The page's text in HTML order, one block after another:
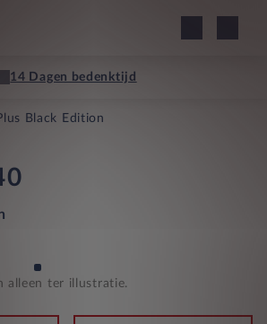
14 Dagen bedenktijd
Black Edition
alleen ter illustratie.